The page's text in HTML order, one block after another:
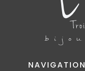
NAVIGATION